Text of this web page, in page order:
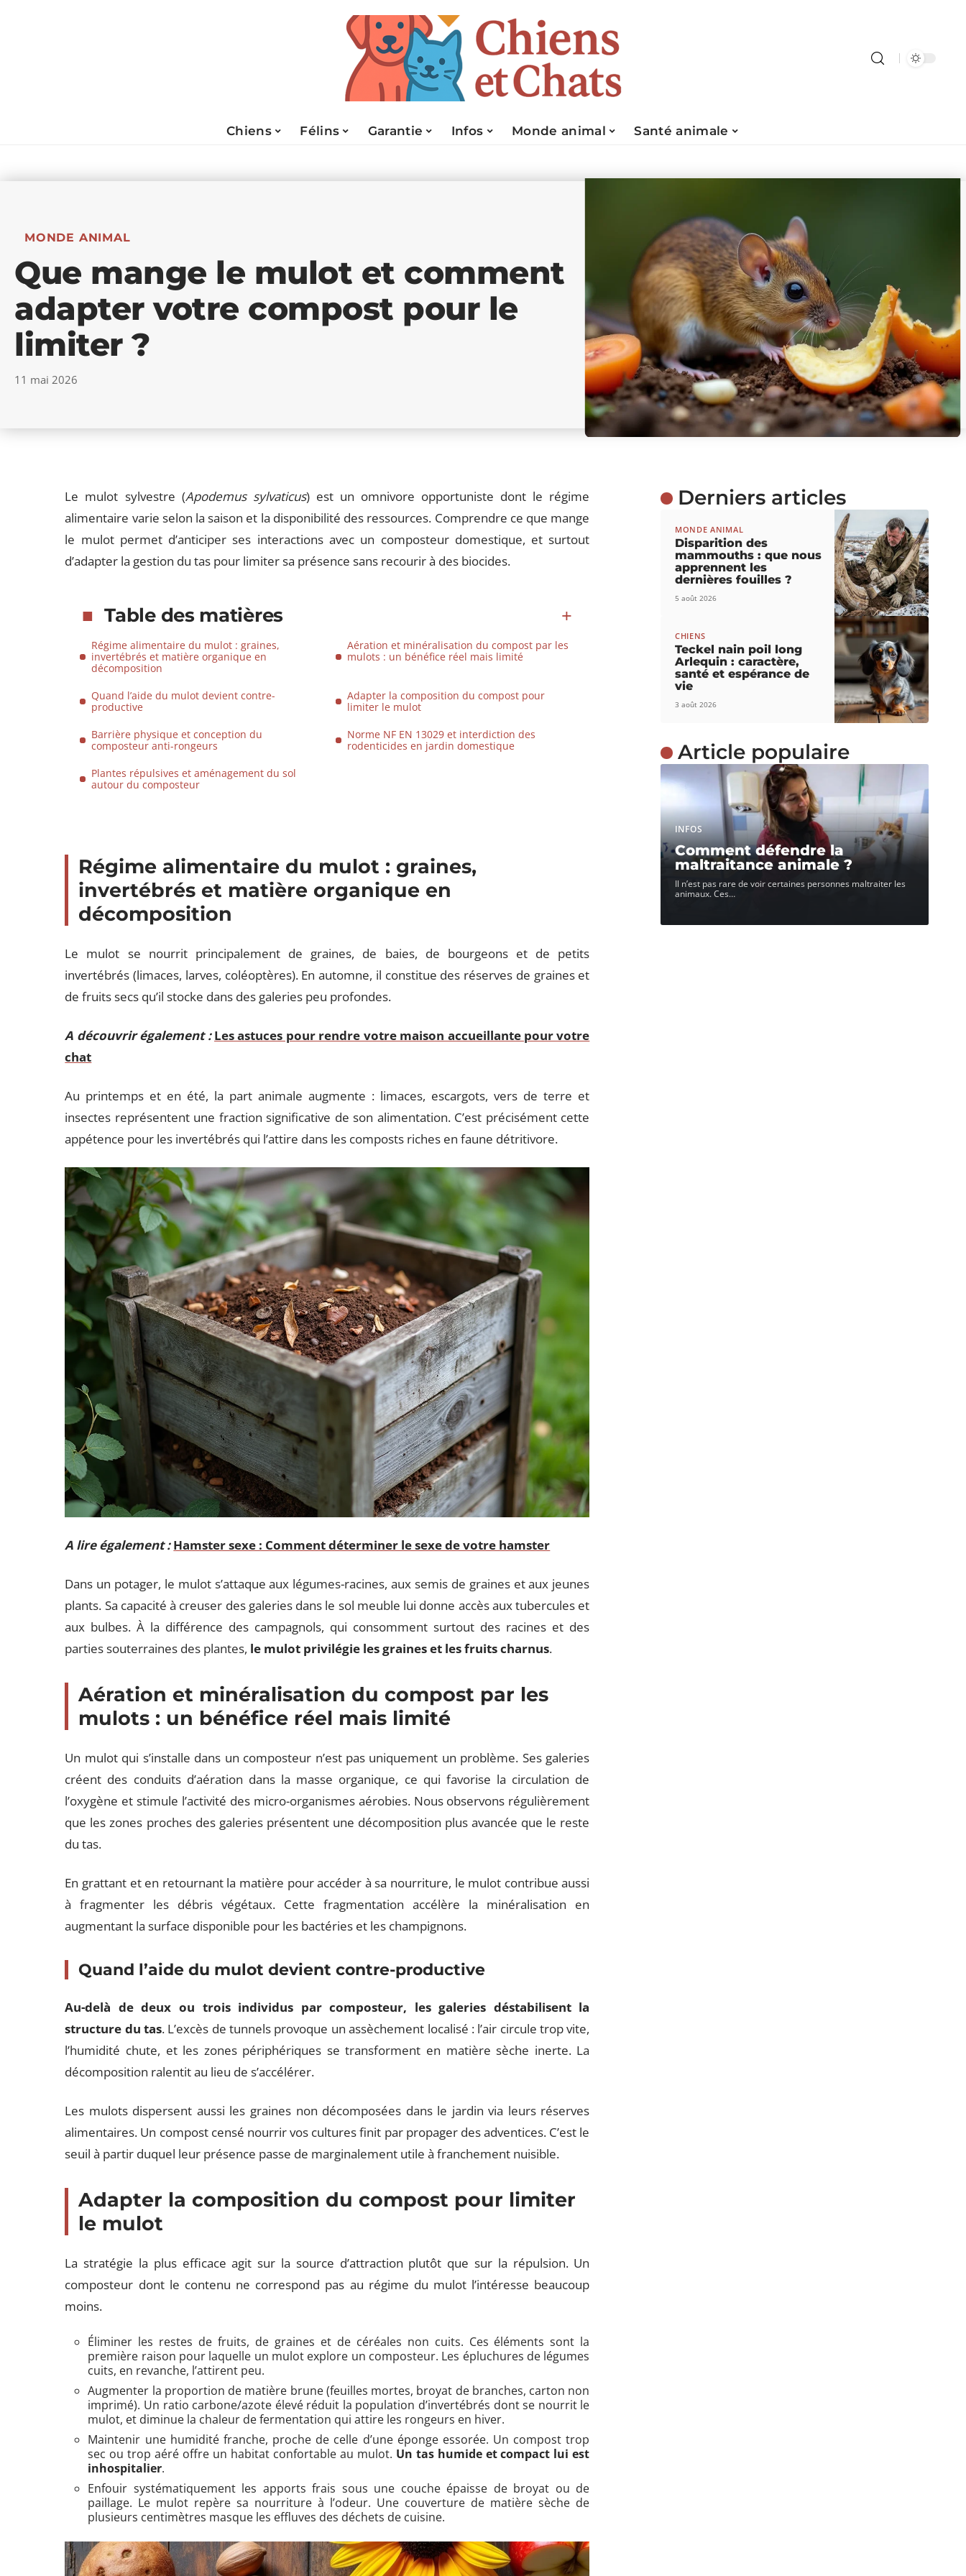
Chiens Félins Garantie Infos Monde animal Santé animale
MONDE ANIMAL
Que mange le mulot et comment
adapter votre compost pour le
limiter ?
11 mai 2026
Le mulot sylvestre (Apodemus sylvaticus) est un omnivore opportuniste dont le régime
alimentaire varie selon la saison et la disponibilité des ressources. Comprendre ce que mange
le mulot permet d’anticiper ses interactions avec un composteur domestique, et surtout
d’adapter la gestion du tas pour limiter sa présence sans recourir à des biocides.
Table des matières
Régime alimentaire du mulot : graines,
invertébrés et matière organique en
décomposition
Aération et minéralisation du compost par les
mulots : un bénéfice réel mais limité
Quand l’aide du mulot devient contre-
productive
Adapter la composition du compost pour
limiter le mulot
Barrière physique et conception du
composteur anti-rongeurs
Norme NF EN 13029 et interdiction des
rodenticides en jardin domestique
Plantes répulsives et aménagement du sol
autour du composteur
Régime alimentaire du mulot : graines,
invertébrés et matière organique en
décomposition
Le mulot se nourrit principalement de graines, de baies, de bourgeons et de petits
invertébrés (limaces, larves, coléoptères). En automne, il constitue des réserves de graines et
de fruits secs qu’il stocke dans des galeries peu profondes.
A découvrir également : Les astuces pour rendre votre maison accueillante pour votre
chat
Au printemps et en été, la part animale augmente : limaces, escargots, vers de terre et
insectes représentent une fraction significative de son alimentation. C’est précisément cette
appétence pour les invertébrés qui l’attire dans les composts riches en faune détritivore.
A lire également : Hamster sexe : Comment déterminer le sexe de votre hamster
Dans un potager, le mulot s’attaque aux légumes-racines, aux semis de graines et aux jeunes
plants. Sa capacité à creuser des galeries dans le sol meuble lui donne accès aux tubercules et
aux bulbes. À la différence des campagnols, qui consomment surtout des racines et des
parties souterraines des plantes, le mulot privilégie les graines et les fruits charnus.
Aération et minéralisation du compost par les
mulots : un bénéfice réel mais limité
Un mulot qui s’installe dans un composteur n’est pas uniquement un problème. Ses galeries
créent des conduits d’aération dans la masse organique, ce qui favorise la circulation de
l’oxygène et stimule l’activité des micro-organismes aérobies. Nous observons régulièrement
que les zones proches des galeries présentent une décomposition plus avancée que le reste
du tas.
En grattant et en retournant la matière pour accéder à sa nourriture, le mulot contribue aussi
à fragmenter les débris végétaux. Cette fragmentation accélère la minéralisation en
augmentant la surface disponible pour les bactéries et les champignons.
Quand l’aide du mulot devient contre-productive
Au-delà de deux ou trois individus par composteur, les galeries déstabilisent la
structure du tas. L’excès de tunnels provoque un assèchement localisé : l’air circule trop vite,
l’humidité chute, et les zones périphériques se transforment en matière sèche inerte. La
décomposition ralentit au lieu de s’accélérer.
Les mulots dispersent aussi les graines non décomposées dans le jardin via leurs réserves
alimentaires. Un compost censé nourrir vos cultures finit par propager des adventices. C’est le
seuil à partir duquel leur présence passe de marginalement utile à franchement nuisible.
Adapter la composition du compost pour limiter
le mulot
La stratégie la plus efficace agit sur la source d’attraction plutôt que sur la répulsion. Un
composteur dont le contenu ne correspond pas au régime du mulot l’intéresse beaucoup
moins.
Éliminer les restes de fruits, de graines et de céréales non cuits. Ces éléments sont la
première raison pour laquelle un mulot explore un composteur. Les épluchures de légumes
cuits, en revanche, l’attirent peu.
Augmenter la proportion de matière brune (feuilles mortes, broyat de branches, carton non
imprimé). Un ratio carbone/azote élevé réduit la population d’invertébrés dont se nourrit le
mulot, et diminue la chaleur de fermentation qui attire les rongeurs en hiver.
Maintenir une humidité franche, proche de celle d’une éponge essorée. Un compost trop
sec ou trop aéré offre un habitat confortable au mulot. Un tas humide et compact lui est
inhospitalier.
Enfouir systématiquement les apports frais sous une couche épaisse de broyat ou de
paillage. Le mulot repère sa nourriture à l’odeur. Une couverture de matière sèche de
plusieurs centimètres masque les effluves des déchets de cuisine.
Derniers articles
MONDE ANIMAL
Disparition des
mammouths : que nous
apprennent les
dernières fouilles ?
5 août 2026
CHIENS
Teckel nain poil long
Arlequin : caractère,
santé et espérance de
vie
3 août 2026
Article populaire
INFOS
Comment défendre la
maltraitance animale ?
Il n’est pas rare de voir certaines personnes maltraiter les
animaux. Ces…